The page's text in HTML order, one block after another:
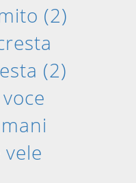
(2)
(2)